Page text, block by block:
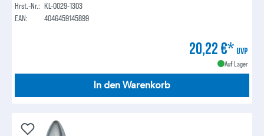
Hrst.-Nr.: KL-0029-1303
EAN:
4046459145899
20,22 €* UVP
Auf Lager
In den Warenkorb